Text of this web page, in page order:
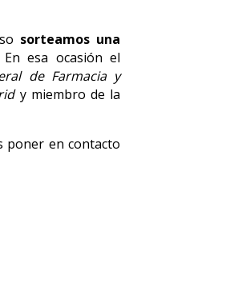
sorteamos una
esa ocasión el
de Farmacia y
y miembro de la
poner en contacto